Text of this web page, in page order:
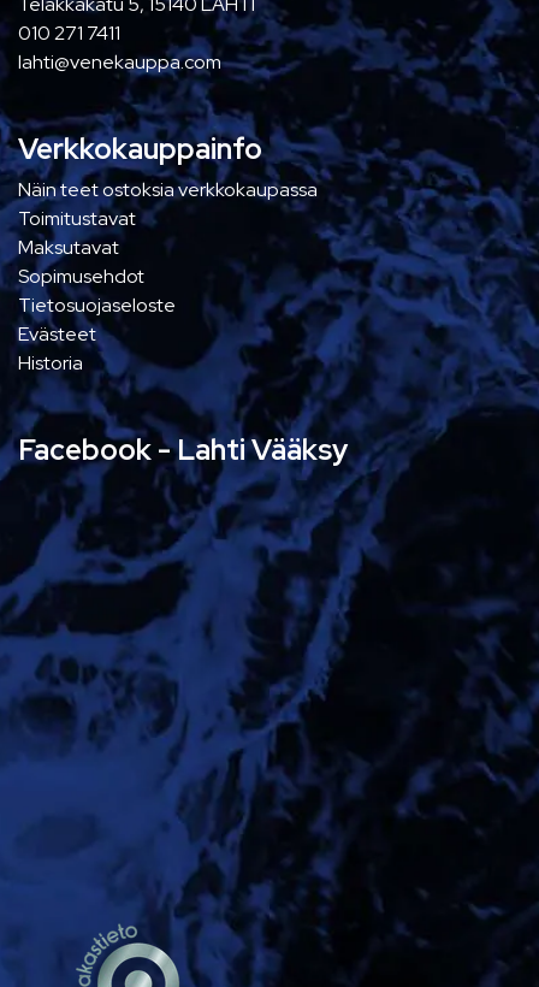
010 271 7411
lahti@venekauppa.com
Verkkokauppainfo
Näin teet ostoksia verkkokaupassa
Toimitustavat
Maksutavat
Sopimusehdot
Tietosuojaseloste
Evästeet
Historia
Facebook - Lahti Vääksy